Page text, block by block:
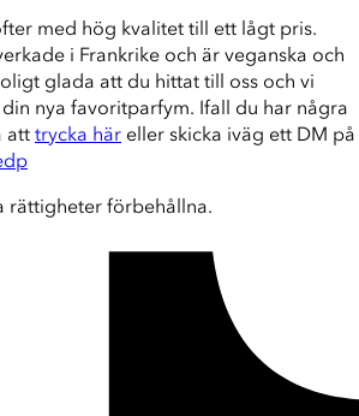
med hög kvalitet till ett lågt pris.
i Frankrike och är veganska och
glada att du hittat till oss och vi
nya favoritparfym. Ifall du har några
atttrycka här eller skicka iväg ett DM på
rättigheter förbehållna.